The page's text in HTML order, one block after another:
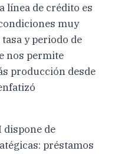
línea de crédito es
muy
y periodo de
nos permite
producción desde
dispone de
préstamos